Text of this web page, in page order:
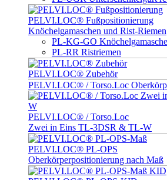
PELVI.LOC® Fußpositionierung
Knöchelgamaschen und Rist-Riemen
PL-KG-GO Knöchelgamasche
PL-RR Ristriemen
PELVI.LOC® Zubehör
PELVI.LOC® / Torso.Loc
PELVI.LOC® / Torso.Loc
Zwei in Eins TL-3DSR & TL-W
PELVI.LOC® PL-OPS
Oberkörperpositionierung nach Maß